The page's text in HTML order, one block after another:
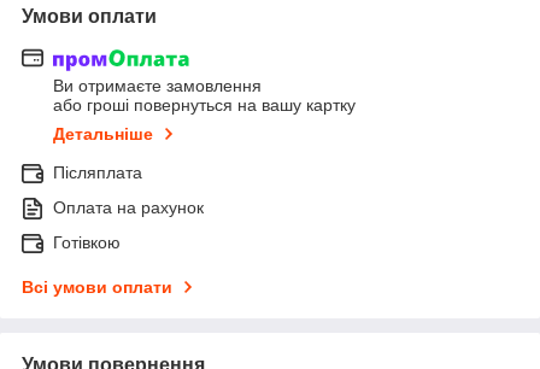
Умови оплати
Ви отримаєте замовлення
або гроші повернуться на вашу картку
Детальніше
Післяплата
Оплата на рахунок
Готівкою
Всі умови оплати